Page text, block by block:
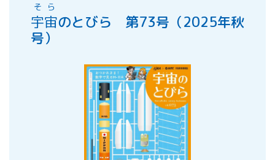
宇宙
そら
のとびら 第73号（2025年秋
号）